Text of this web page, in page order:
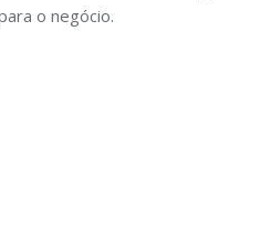
o negócio.